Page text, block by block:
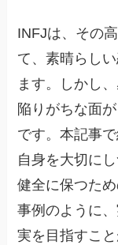
INFJは、その
て、素晴らし
ます。しかし
陥りがちな面
です。本記事
自身を大切に
健全に保つた
事例のように
実を目指すこ